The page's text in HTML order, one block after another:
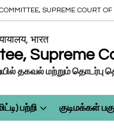
SUPREME COURT OF
भारत
Supreme
தகவல் மற்றும் தொடர்பு
பற்றி குடிமக்கள்